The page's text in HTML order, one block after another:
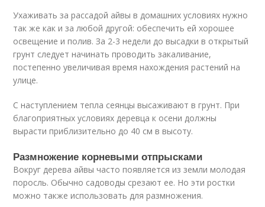
Ухаживать за рассадой айвы в домашних условиях нужно
так же как и за любой другой: обеспечить ей хорошее
освещение и полив. За 2-3 недели до высадки в открытый
грунт следует начинать проводить закаливание,
постепенно увеличивая время нахождения растений на
улице.
С наступлением тепла сеянцы высаживают в грунт. При
благоприятных условиях деревца к осени должны
вырасти приблизительно до 40 см в высоту.
Размножение корневыми отпрысками
Вокруг дерева айвы часто появляется из земли молодая
поросль. Обычно садоводы срезают ее. Но эти ростки
можно также использовать для размножения.